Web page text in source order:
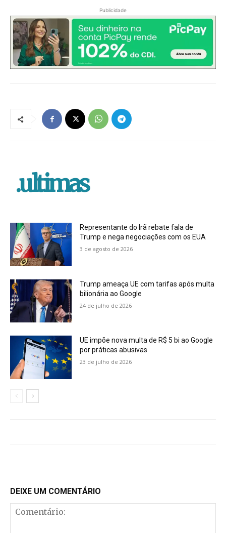
Publicidade
.ultimas
Representante do Irã rebate fala de
Trump e nega negociações com os EUA
3 de agosto de 2026
Trump ameaça UE com tarifas após multa
bilionária ao Google
24 de julho de 2026
UE impõe nova multa de R$ 5 bi ao Google
por práticas abusivas
23 de julho de 2026
DEIXE UM COMENTÁRIO